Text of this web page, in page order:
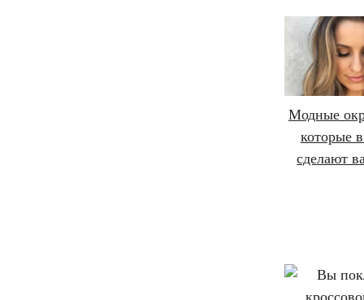
Модные
которые
сделают